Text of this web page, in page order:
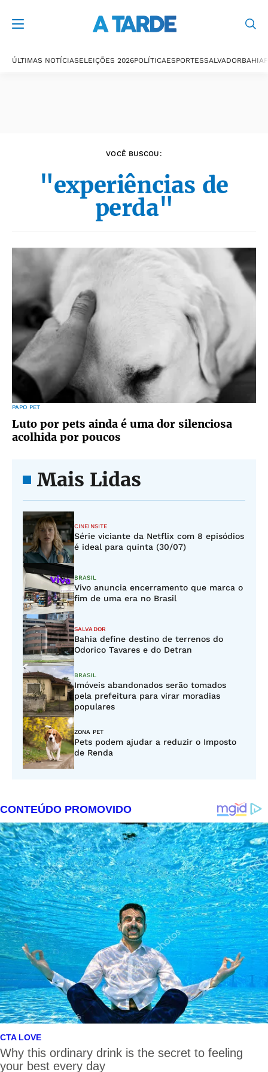
ÚLTIMAS NOTÍCIASELEIÇÕES 2026POLÍTICAESPORTESSALVADORBAHIA
VOCÊ BUSCOU:
"experiências de
perda"
PAPO PET
Luto por pets ainda é uma dor silenciosa
acolhida por poucos
Mais Lidas
CINEINSITE
Série viciante da Netflix com 8 episódios
é ideal para quinta (30/07)
BRASIL
Vivo anuncia encerramento que marca o
fim de uma era no Brasil
SALVADOR
Bahia define destino de terrenos do
Odorico Tavares e do Detran
BRASIL
Imóveis abandonados serão tomados
pela prefeitura para virar moradias
populares
ZONA PET
Pets podem ajudar a reduzir o Imposto
de Renda